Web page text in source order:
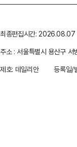
최종편집시간:
주소 : 서울특별시 용산구
제호: 데일리안
등록일